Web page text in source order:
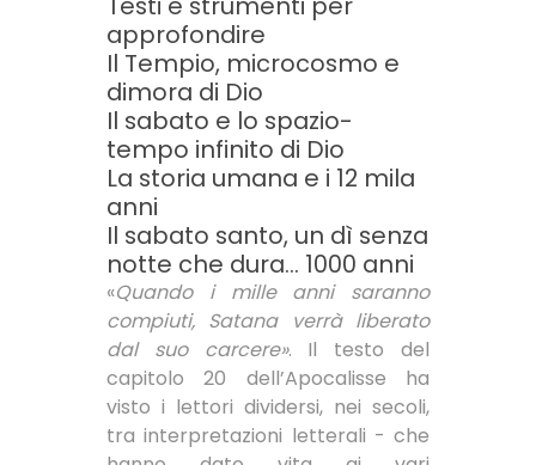
approfondire
Il Tempio, microcosmo e
dimora di Dio
Il sabato e lo spazio-
tempo infinito di Dio
La storia umana e i 12 mila
anni
Il sabato santo, un dì senza
notte che dura... 1000 anni
«Quando i mille anni saranno
compiuti, Satana verrà liberato
dal suo carcere». Il testo del
capitolo 20 dell’Apocalisse ha
visto i lettori dividersi, nei secoli,
tra interpretazioni letterali - che